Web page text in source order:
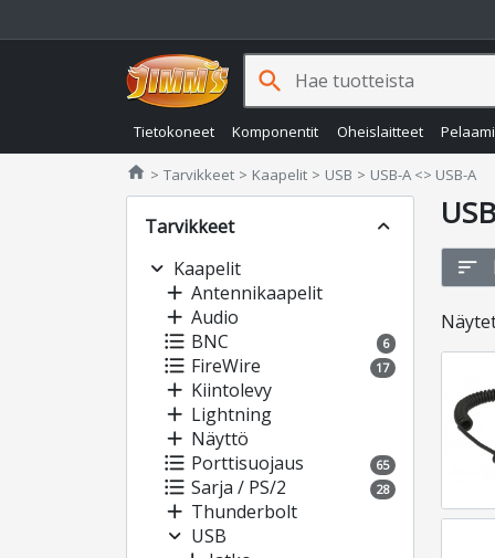
Tietokoneet Komponentit Oheislaitteet
search
home Jimms.fi
Tarvikkeet Kaapelit USB USB-A <> USB-A
Tarvikkeet
expand_less
expand_more Kaapelit
add Antennikaapelit
add Audio
format_list_bulleted BNC 6
format_list_bulleted FireWire 17
add Kiintolevy
add Lightning
add Näyttö
format_list_bulleted Porttisuojaus 65
format_list_bulleted Sarja / PS/2 28
add Thunderbolt
expand_more USB
sort